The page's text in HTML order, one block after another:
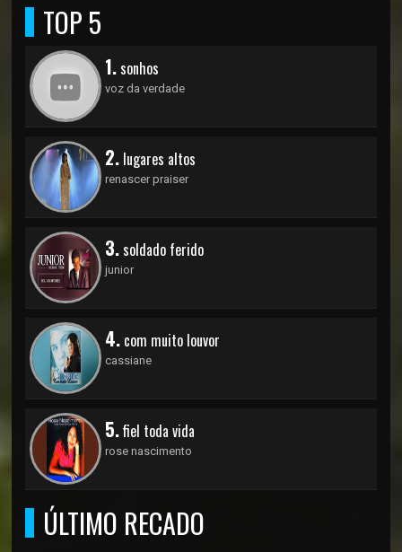
TOP 5
1.sonhos
voz da verdade
2. lugares altos
renascer praiser
3.soldado ferido
junior
4. com muito louvor
cassiane
5.fiel toda vida
rose nascimento
ÚLTIMO RECADO